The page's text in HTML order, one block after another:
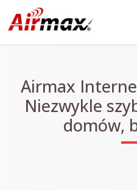
Airmax
Niezwykle
domów,